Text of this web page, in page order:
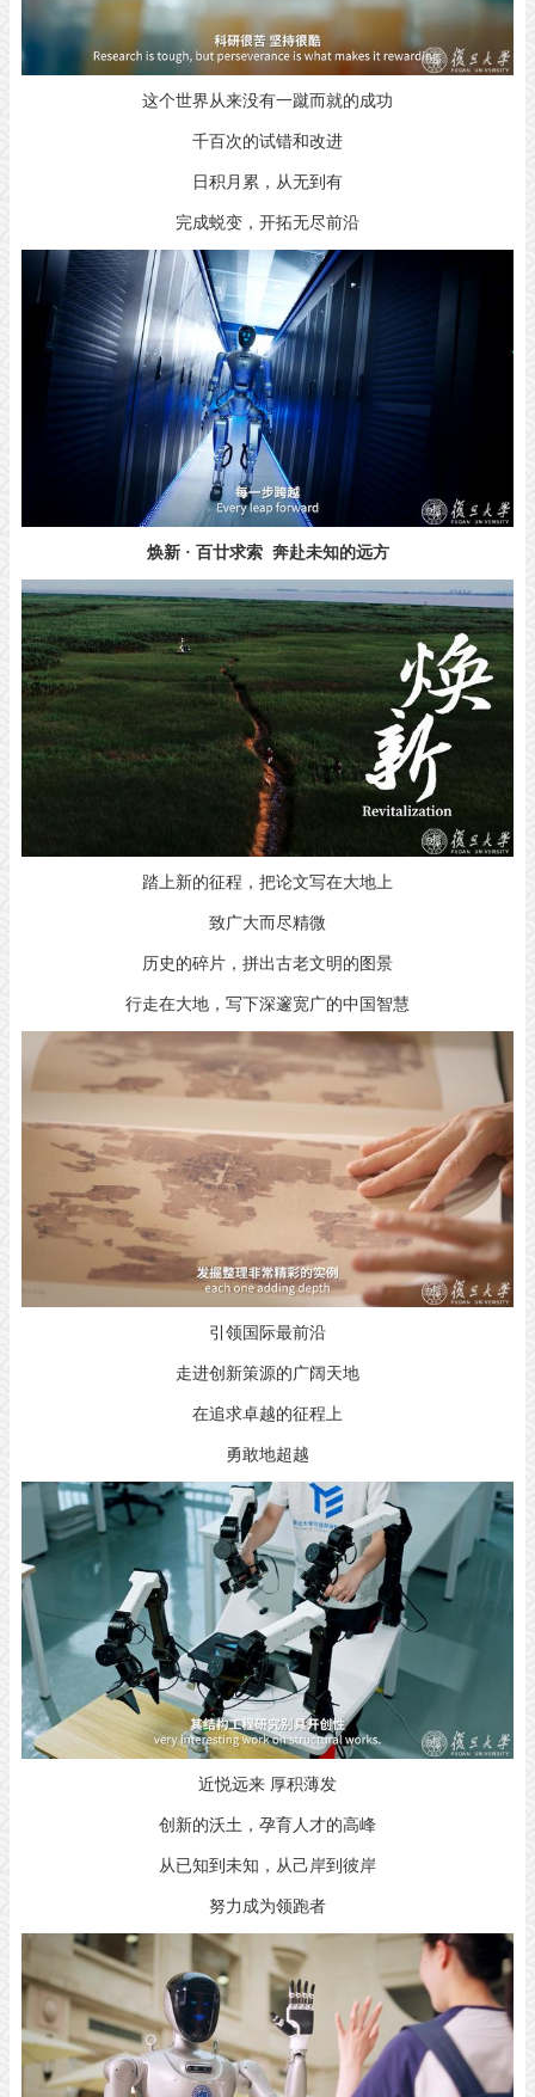
这个世界从来没有一蹴而就的成功
千百次的试错和改进
日积月累，从无到有
完成蜕变，开拓无尽前沿
焕新 · 百廿求索 奔赴未知的远方
踏上新的征程，把论文写在大地上
致广大而尽精微
历史的碎片，拼出古老文明的图景
行走在大地，写下深邃宽广的中国智慧
引领国际最前沿
走进创新策源的广阔天地
在追求卓越的征程上
勇敢地超越
近悦远来 厚积薄发
创新的沃土，孕育人才的高峰
从已知到未知，从己岸到彼岸
努力成为领跑者